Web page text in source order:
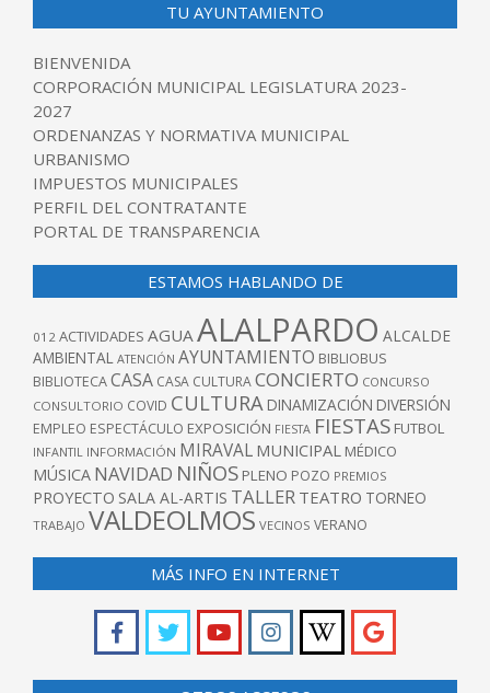
TU AYUNTAMIENTO
BIENVENIDA
CORPORACIÓN MUNICIPAL LEGISLATURA 2023-
2027
ORDENANZAS Y NORMATIVA MUNICIPAL
URBANISMO
IMPUESTOS MUNICIPALES
PERFIL DEL CONTRATANTE
PORTAL DE TRANSPARENCIA
ESTAMOS HABLANDO DE
012 ACTIVIDADES AGUAALALPARDO ALCALDE
AMBIENTAL ATENCIÓN AYUNTAMIENTO BIBLIOBUS
BIBLIOTECACASA CASA CULTURACONCIERTO CONCURSO
CONSULTORIO COVID CULTURA DINAMIZACIÓN DIVERSIÓN
EMPLEO ESPECTÁCULO EXPOSICIÓN FIESTA FIESTAS FUTBOL
INFANTIL INFORMACIÓN MIRAVAL MUNICIPAL MÉDICO
MÚSICA NAVIDAD NIÑOS PLENO POZO PREMIOS
PROYECTO SALA AL-ARTIS TALLER TEATRO TORNEO
TRABAJO VALDEOLMOS VECINOS VERANO
MÁS INFO EN INTERNET